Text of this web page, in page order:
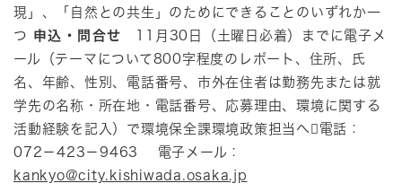
現」、「自然との共生」のためにできることのいずれか一
つ 申込・問合せ 11月30日（土曜日必着）までに電子メ
ール（テーマについて800字程度のレポート、住所、氏
名、年齢、性別、電話番号、市外在住者は勤務先または就
学先の名称・所在地・電話番号、応募理由、環境に関する
活動経験を記入）で環境保全課環境政策担当へ電話：
072－423－9463 電子メール：
kankyo@city.kishiwada.osaka.jp